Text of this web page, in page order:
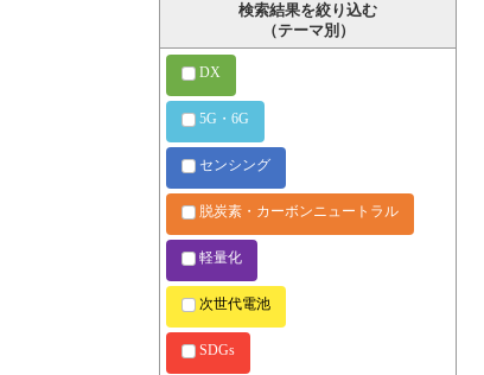
検索結果を絞り込む
（テーマ別）
DX
5G・6G
センシング
脱炭素・カーボンニュートラル
軽量化
次世代電池
SDGs